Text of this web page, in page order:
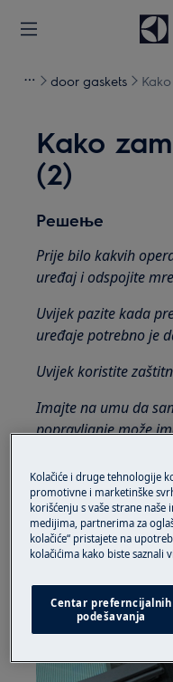
door gaskets
Kako
(2)
Решење
Prije bilo kakvih
uređaj i odspojite
Uvijek pazite kada
uređaje potrebno je
Uvijek koristite
Imajte na umu da
popravljanje može
KAKO ZAMJENITI
1) Gurnite
Kolačiće i druge tehnologije
promotivne i marketinške
korišćenju s vaše strane
medijima, partnerima za
kolačiće“ pristajete na
kolačićima kako biste saznali
Centar preferncijalnih
podešavanja